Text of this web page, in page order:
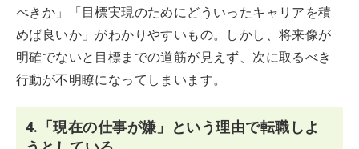
べきか」「目標実現のためにどういったキャリアを積
めば良いか」がわかりやすいもの。しかし、将来像が
明確でないと目標までの道筋が見えず、次に取るべき
行動が不明瞭になってしまいます。
4.「現在の仕事が嫌」という理由で転職しよ